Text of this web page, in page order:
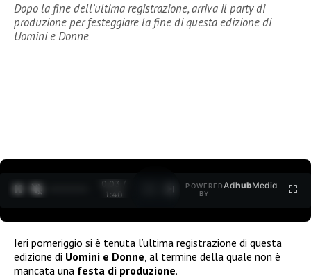
Dopo la fine dell’ultima registrazione, arriva il party di
produzione per festeggiare la fine di questa edizione di
Uomini e Donne
0:05 /
1:40
POWERED
BY
AdhubMedia
Ieri pomeriggio si è tenuta l’ultima registrazione di questa
edizione di Uomini e Donne , al termine della quale non è
mancata una festa di produzione.